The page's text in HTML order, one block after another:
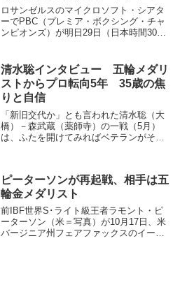
相手
ロサンゼルスのマイクロソフト・シアタ
ーでPBC（プレミア・ボクシング・チャ
ンピオンズ）が明日29日（日本時間30
レギュラー王座タイトルマッチは、王者
エリスランディ...
清水聡インタビュー 五輪メダリ
ストからプロ転向5年 35歳の焦
りと自信
「新旧交代か」とも言われた清水聡（大
橋）－森武蔵（薬師寺）の一戦（5月）
は、ふたを開けてみればベテランがその
サインが出ただけでな...
ピーターソンが再起戦、相手は五
輪金メダリスト
前IBF世界S･ライト級王者ラモント・ピ
ーターソン（米＝写真）が10月17日、米
バージニア州フェアファックスのイーグ